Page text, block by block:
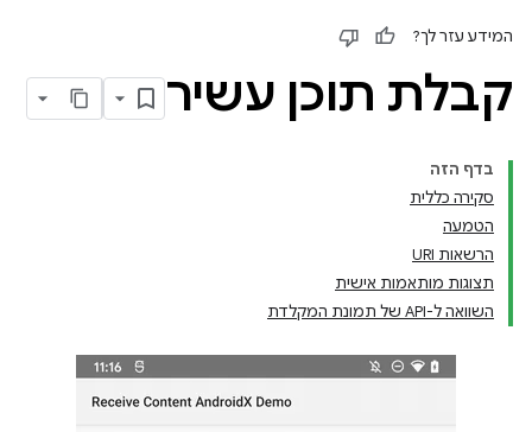
המידע עזר לך?
קבלת תוכן עשיר
בדף הזה
סקירה כללית
הטמעה
הרשאות URI
תצוגות מותאמות אישית
השוואה ל-API של תמונת המקלדת